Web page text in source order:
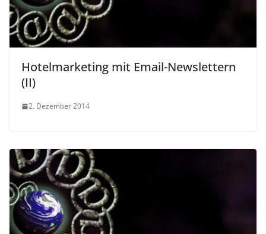
Hotelmarketing mit Email-Newslettern
(II)
2. Dezember 2014